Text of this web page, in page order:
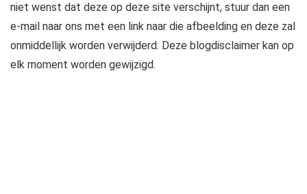
niet wenst dat deze op deze site verschijnt, stuur dan een
e-mail naar ons met een link naar die afbeelding en deze zal
onmiddellijk worden verwijderd. Deze blogdisclaimer kan op
elk moment worden gewijzigd.